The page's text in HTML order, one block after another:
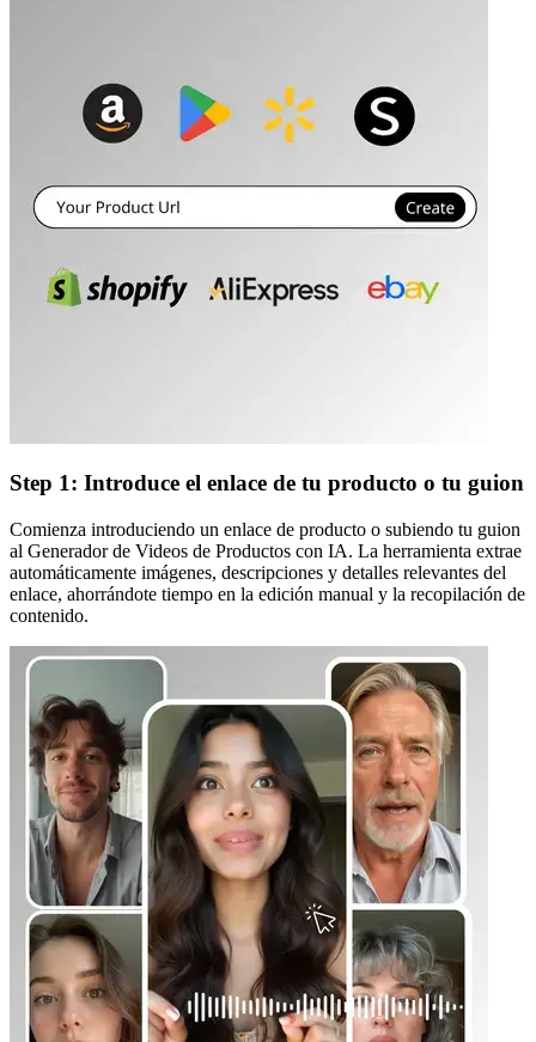
Step 1: Introduce el enlace de tu producto o tu guion
Comienza introduciendo un enlace de producto o subiendo tu guion
al Generador de Videos de Productos con IA. La herramienta extrae
automáticamente imágenes, descripciones y detalles relevantes del
enlace, ahorrándote tiempo en la edición manual y la recopilación de
contenido.